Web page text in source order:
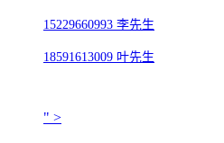
15229660993 李先生
18591613009 叶先生
" >